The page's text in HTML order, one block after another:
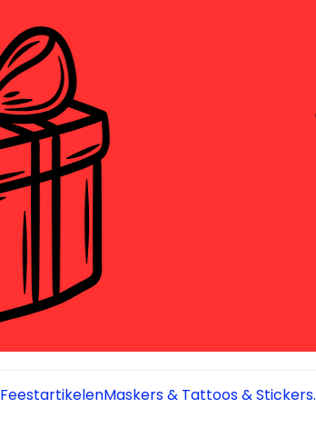
FeestartikelenMaskers & Tattoos & Stickers.